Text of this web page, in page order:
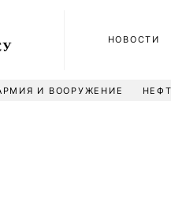
НОВОСТИ
И ВООРУЖЕНИЕ